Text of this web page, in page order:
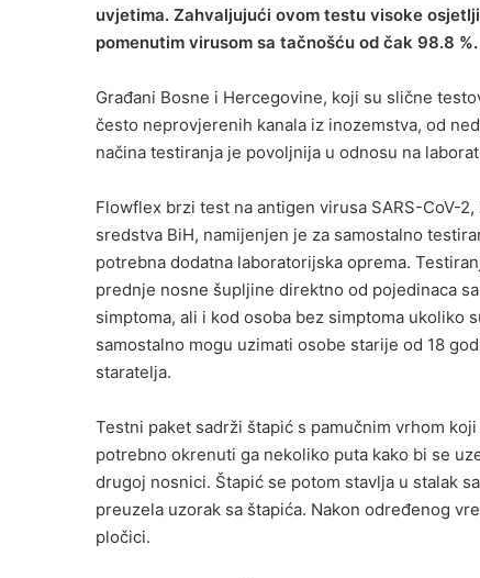
uvjetima. Zahvaljujući ovom testu visoke
pomenutim virusom sa tačnošću od čak 98.8 %.
Građani Bosne i Hercegovine, koji su slične
često neprovjerenih kanala iz inozemstva, od
načina testiranja je povoljnija u odnosu na
Flowflex brzi test na antigen virusa SARS-CoV-
sredstva BiH, namijenjen je za samostalno
potrebna dodatna laboratorijska oprema.
prednje nosne šupljine direktno od pojedinaca
simptoma, ali i kod osoba bez simptoma ukoliko
samostalno mogu uzimati osobe starije od 18
staratelja.
Testni paket sadrži štapić s pamučnim vrhom
potrebno okrenuti ga nekoliko puta kako bi se
drugoj nosnici. Štapić se potom stavlja u stalak
preuzela uzorak sa štapića. Nakon određenog
pločici.